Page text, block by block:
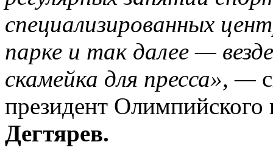
специализированных
парке и так далее —
скамейка для пресса», —
президент
Дегтярев.